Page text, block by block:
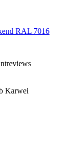
RAL 7016
Karwei